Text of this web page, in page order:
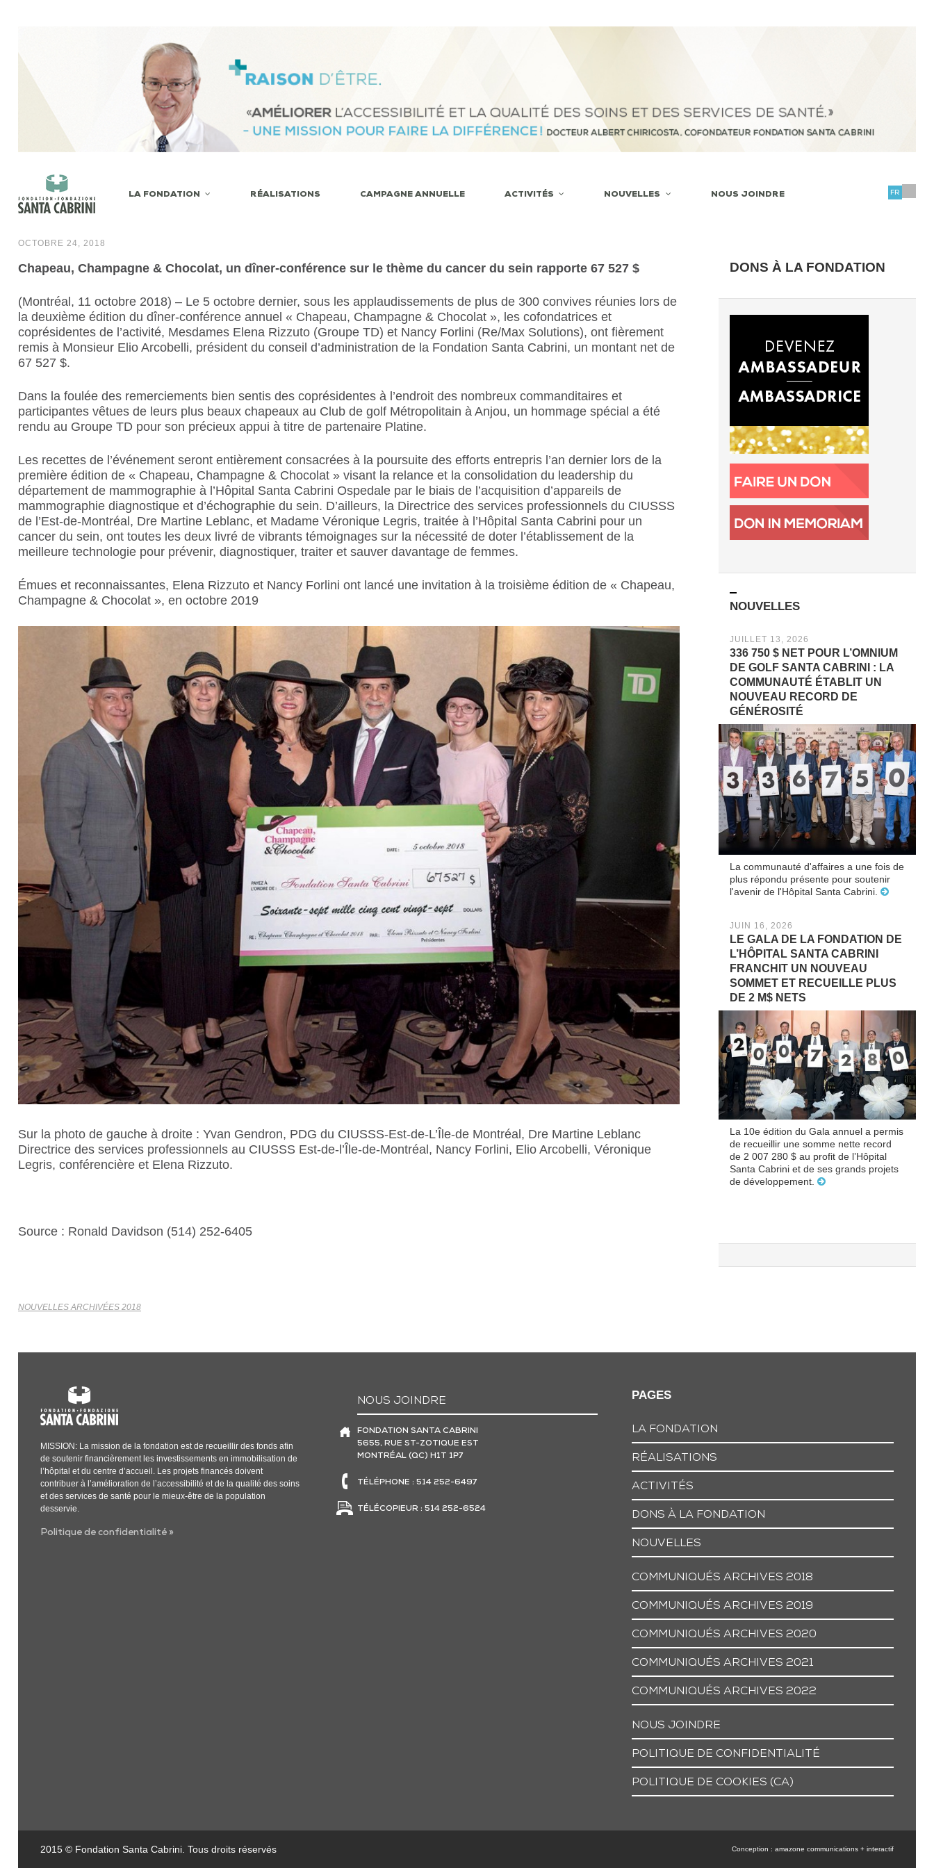
LA FONDATION RÉALISATIONS CAMPAGNE ANNUELLE ACTIVITÉS NOUVELLES NOUS JOINDRE FR
OCTOBRE 24, 2018
Chapeau, Champagne & Chocolat, un dîner-conférence sur le thème du cancer du sein rapporte 67 527 $
(Montréal, 11 octobre 2018) – Le 5 octobre dernier, sous les applaudissements de plus de 300 convives réunies lors de
la deuxième édition du dîner-conférence annuel « Chapeau, Champagne & Chocolat », les cofondatrices et
coprésidentes de l’activité, Mesdames Elena Rizzuto (Groupe TD) et Nancy Forlini (Re/Max Solutions), ont fièrement
remis à Monsieur Elio Arcobelli, président du conseil d’administration de la Fondation Santa Cabrini, un montant net de
67 527 $.
Dans la foulée des remerciements bien sentis des coprésidentes à l’endroit des nombreux commanditaires et
participantes vêtues de leurs plus beaux chapeaux au Club de golf Métropolitain à Anjou, un hommage spécial a été
rendu au Groupe TD pour son précieux appui à titre de partenaire Platine.
Les recettes de l’événement seront entièrement consacrées à la poursuite des efforts entrepris l’an dernier lors de la
première édition de « Chapeau, Champagne & Chocolat » visant la relance et la consolidation du leadership du
département de mammographie à l’Hôpital Santa Cabrini Ospedale par le biais de l’acquisition d’appareils de
mammographie diagnostique et d’échographie du sein. D’ailleurs, la Directrice des services professionnels du CIUSSS
de l’Est-de-Montréal, Dre Martine Leblanc, et Madame Véronique Legris, traitée à l’Hôpital Santa Cabrini pour un
cancer du sein, ont toutes les deux livré de vibrants témoignages sur la nécessité de doter l’établissement de la
meilleure technologie pour prévenir, diagnostiquer, traiter et sauver davantage de femmes.
Émues et reconnaissantes, Elena Rizzuto et Nancy Forlini ont lancé une invitation à la troisième édition de « Chapeau,
Champagne & Chocolat », en octobre 2019
Sur la photo de gauche à droite : Yvan Gendron, PDG du CIUSSS-Est-de-L’Île-de Montréal, Dre Martine Leblanc
Directrice des services professionnels au CIUSSS Est-de-l’Île-de-Montréal, Nancy Forlini, Elio Arcobelli, Véronique
Legris, conférencière et Elena Rizzuto.
Source : Ronald Davidson (514) 252-6405
NOUVELLES ARCHIVÉES 2018
DONS À LA FONDATION
NOUVELLES
JUILLET 13, 2026
336 750 $ NET POUR L’OMNIUM
DE GOLF SANTA CABRINI : LA
COMMUNAUTÉ ÉTABLIT UN
NOUVEAU RECORD DE
GÉNÉROSITÉ
La communauté d'affaires a une fois de
plus répondu présente pour soutenir
l'avenir de l'Hôpital Santa Cabrini.
JUIN 16, 2026
LE GALA DE LA FONDATION DE
L’HÔPITAL SANTA CABRINI
FRANCHIT UN NOUVEAU
SOMMET ET RECUEILLE PLUS
DE 2 M$ NETS
La 10e édition du Gala annuel a permis
de recueillir une somme nette record
de 2 007 280 $ au profit de l’Hôpital
Santa Cabrini et de ses grands projets
de développement.
MISSION: La mission de la fondation est de recueillir des fonds afin
de soutenir financièrement les investissements en immobilisation de
l’hôpital et du centre d’accueil. Les projets financés doivent
contribuer à l’amélioration de l’accessibilité et de la qualité des soins
et des services de santé pour le mieux-être de la population
desservie.
Politique de confidentialité »
NOUS JOINDRE
FONDATION SANTA CABRINI
5655, RUE ST-ZOTIQUE EST
MONTRÉAL (QC) H1T 1P7
TÉLÉPHONE : 514 252-6497
TÉLÉCOPIEUR : 514 252-6524
PAGES
LA FONDATION
RÉALISATIONS
ACTIVITÉS
DONS À LA FONDATION
NOUVELLES
COMMUNIQUÉS ARCHIVES 2018
COMMUNIQUÉS ARCHIVES 2019
COMMUNIQUÉS ARCHIVES 2020
COMMUNIQUÉS ARCHIVES 2021
COMMUNIQUÉS ARCHIVES 2022
NOUS JOINDRE
POLITIQUE DE CONFIDENTIALITÉ
POLITIQUE DE COOKIES (CA)
2015 © Fondation Santa Cabrini. Tous droits réservés Conception : amazone communications + interactif